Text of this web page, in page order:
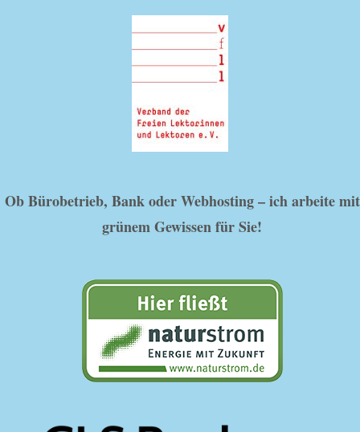
Ob Bürobetrieb, Bank oder Webhosting – ich arbeite mit
grünem Gewissen für Sie!